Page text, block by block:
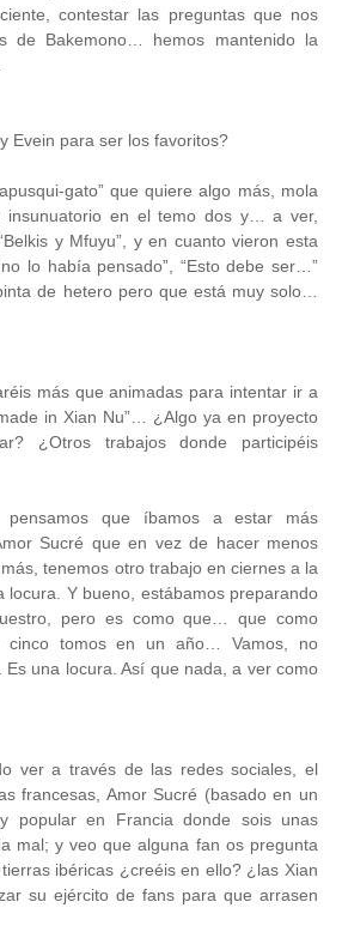
contestar las preguntas que nos
de Bakemono… hemos mantenido la
Evein para ser los favoritos?
gato” que quiere algo más, mola
insunuatorio en el temo dos y… a ver,
y Mfuyu”, y en cuanto vieron esta
lo había pensado”, “Esto debe ser…”
de hetero pero que está muy solo…
más que animadas para intentar ir a
in Xian Nu”… ¿Algo ya en proyecto
¿Otros trabajos donde participéis
pensamos que íbamos a estar más
Sucré que en vez de hacer menos
tenemos otro trabajo en ciernes a la
Y bueno, estábamos preparando
pero es como que… que como
cinco tomos en un año… Vamos, no
una locura. Así que nada, a ver como
ver a través de las redes sociales, el
francesas, Amor Sucré (basado en un
popular en Francia donde sois unas
mal; y veo que alguna fan os pregunta
ibéricas ¿creéis en ello? ¿las Xian
su ejército de fans para que arrasen